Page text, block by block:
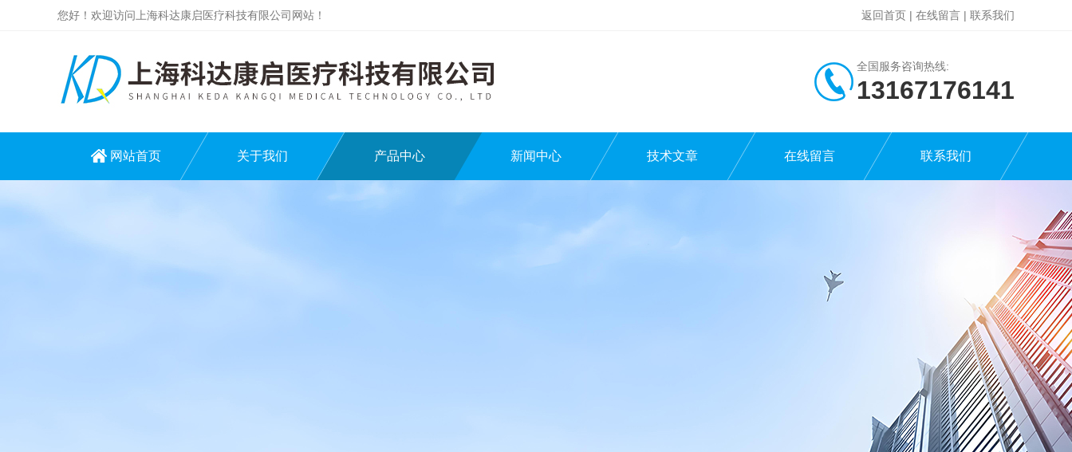
您好！欢迎访问上海科达康启医疗科技有限公司网站！ 返回首页 | 在线留言 | 联系我们
全国服务咨询热线:
13167176141
网站首页 关于我们 产品中心 新闻中心 技术文章 在线留言 联系我们